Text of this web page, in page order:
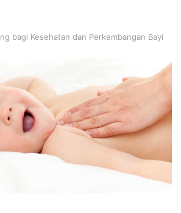
bagi Kesehatan dan Perkembangan Bayi